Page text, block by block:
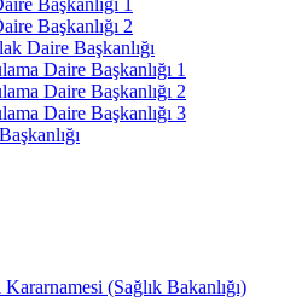
Başkanlığı 2
Daire Başkanlığı
Daire Başkanlığı 1
Daire Başkanlığı 2
Daire Başkanlığı 3
Kararnamesi (Sağlık Bakanlığı)